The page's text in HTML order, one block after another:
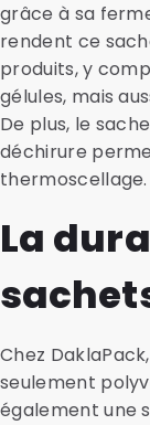
grâce à sa
rendent ce
produits, y
gélules, mais
De plus, le
déchirure
thermoscellage.
La
Chez
seulement
également une